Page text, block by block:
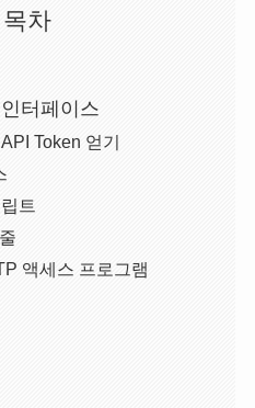
목차
터페이스
Token 얻기
트
액세스 프로그램